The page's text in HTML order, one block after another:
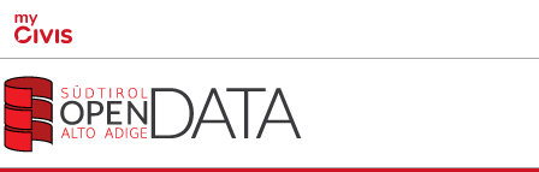
Skip to main content